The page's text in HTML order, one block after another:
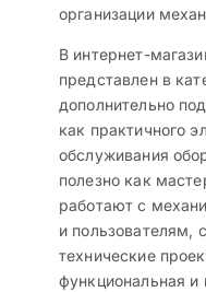
организации
В интернет-
представлен в
дополнительно
как практичного
обслуживания
полезно как
работают с
и
технические
функциональная и